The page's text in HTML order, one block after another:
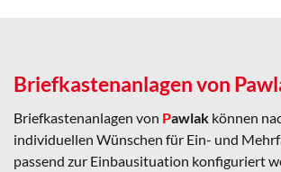
Briefkastenanlagen von P
Briefkastenanlagen von Pawlakkönnen
individuellen Wünschen für Ein- und
passend zur Einbausituation konfiguriert